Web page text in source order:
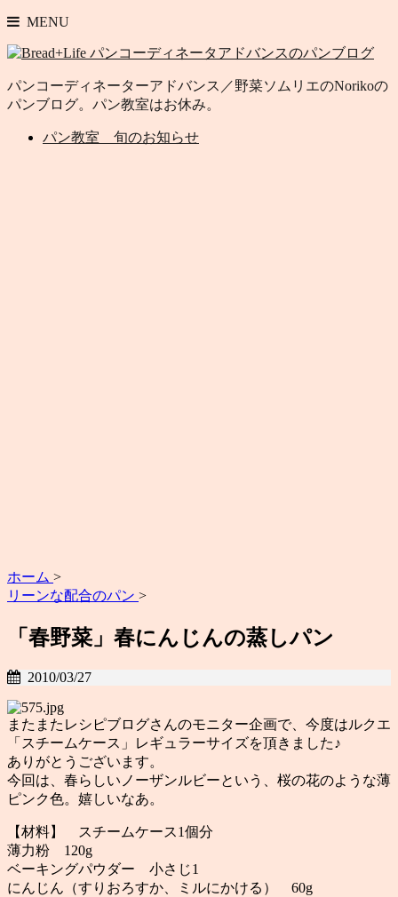
MENU
パンコーディネーターアドバンス／野菜ソムリエのNorikoの
パンブログ。パン教室はお休み。
パン教室 旬のお知らせ
ホーム >
リーンな配合のパン >
「春野菜」春にんじんの蒸しパン
2010/03/27
またまたレシピブログさんのモニター企画で、今度はルクエ
「スチームケース」レギュラーサイズを頂きました♪
ありがとうございます。
今回は、春らしいノーザンルビーという、桜の花のような薄
ピンク色。嬉しいなあ。
【材料】 スチームケース1個分
薄力粉 120g
ベーキングパウダー 小さじ1
にんじん（すりおろすか、ミルにかける） 60g